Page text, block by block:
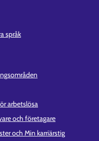
språk
arbetslösa
och företagare
och Min karriärstig